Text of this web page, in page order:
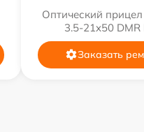
Оптический
3.5-21x50 DMR
Заказать